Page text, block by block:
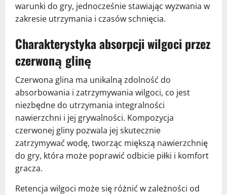
warunki do gry, jednocześnie stawiając wyzwania w
zakresie utrzymania i czasów schnięcia.
Charakterystyka absorpcji wilgoci przez
czerwoną glinę
Czerwona glina ma unikalną zdolność do
absorbowania i zatrzymywania wilgoci, co jest
niezbędne do utrzymania integralności
nawierzchni i jej grywalności. Kompozycja
czerwonej gliny pozwala jej skutecznie
zatrzymywać wodę, tworząc miększą nawierzchnię
do gry, która może poprawić odbicie piłki i komfort
gracza.
Retencja wilgoci może się różnić w zależności od